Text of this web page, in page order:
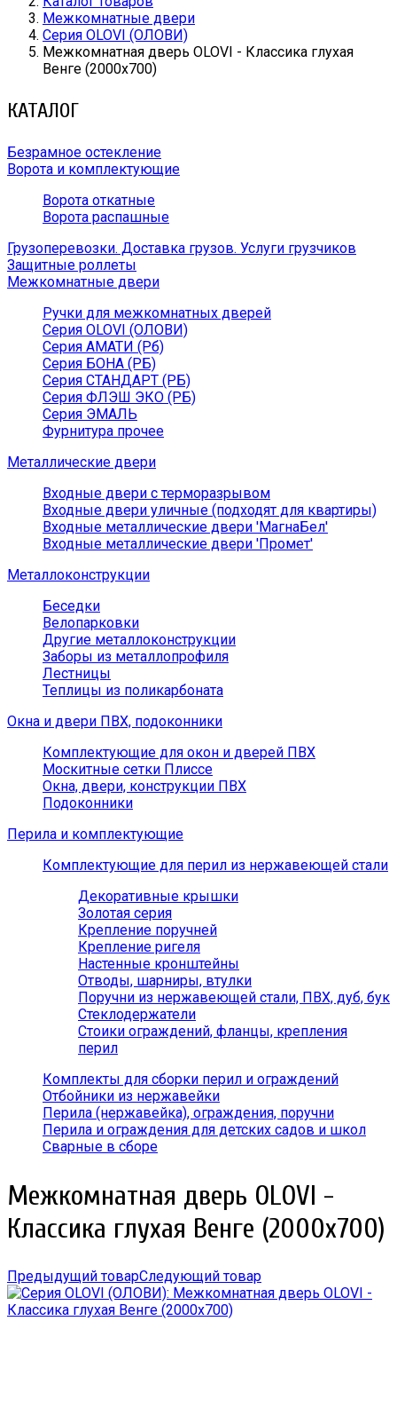
Межкомнатные двери
Серия OLOVI (ОЛОВИ)
Межкомнатная дверь OLOVI - Классика глухая
Венге (2000х700)
КАТАЛОГ
Безрамное остекление
Ворота и комплектующие
Ворота откатные
Ворота распашные
Грузоперевозки. Доставка грузов. Услуги грузчиков
Защитные роллеты
Межкомнатные двери
Ручки для межкомнатных дверей
Серия OLOVI (ОЛОВИ)
Серия АМАТИ (Рб)
Серия БОНА (РБ)
Серия СТАНДАРТ (РБ)
Серия ФЛЭШ ЭКО (РБ)
Серия ЭМАЛЬ
Фурнитура прочее
Металлические двери
Входные двери с терморазрывом
Входные двери уличные (подходят для квартиры)
Входные металлические двери 'МагнаБел'
Входные металлические двери 'Промет'
Металлоконструкции
Беседки
Велопарковки
Другие металлоконструкции
Заборы из металлопрофиля
Лестницы
Теплицы из поликарбоната
Окна и двери ПВХ, подоконники
Комплектующие для окон и дверей ПВХ
Москитные сетки Плиссе
Окна, двери, конструкции ПВХ
Подоконники
Перила и комплектующие
Комплектующие для перил из нержавеющей стали
Декоративные крышки
Золотая серия
Крепление поручней
Крепление ригеля
Настенные кронштейны
Отводы, шарниры, втулки
Поручни из нержавеющей стали, ПВХ, дуб, бук
Стеклодержатели
Стоики ограждений, фланцы, крепления
перил
Комплекты для сборки перил и ограждений
Отбойники из нержавейки
Перила (нержавейка), ограждения, поручни
Перила и ограждения для детских садов и школ
Сварные в сборе
Межкомнатная дверь OLOVI -
Классика глухая Венге (2000х700)
Предыдущий товарСледующий товар